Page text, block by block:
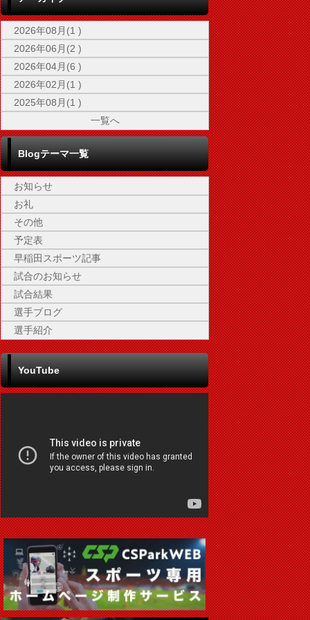
2026年08月(1 )
2026年06月(2 )
2026年04月(6 )
2026年02月(1 )
2025年08月(1 )
一覧へ
Blogテーマ一覧
お知らせ
お礼
その他
予定表
早稲田スポーツ記事
試合のお知らせ
試合結果
選手ブログ
選手紹介
YouTube